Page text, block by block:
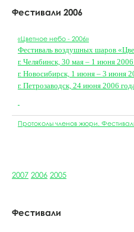
Фестивали 2006
«Цветное небо - 2006»
Фестиваль воздушных шаров
г. Челябинск, 30 мая – 1 июня
г. Новосибирск, 1 июня – 3 июня
г. Петрозаводск, 24 июня 2006
Протоколы членов жюри.
2007 2006 2005
Фестивали